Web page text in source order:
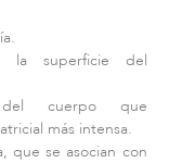
la superficie del
del cuerpo que
más intensa.
que se asocian con